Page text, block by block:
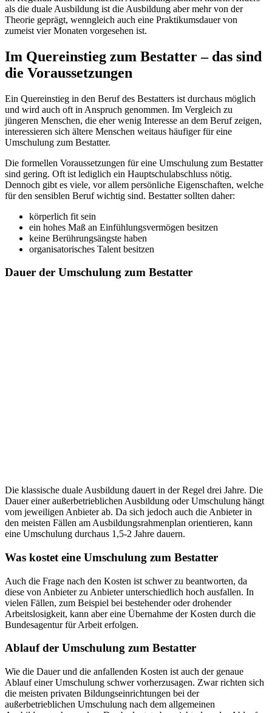
als die duale Ausbildung ist die Ausbildung aber mehr von der
Theorie geprägt, wenngleich auch eine Praktikumsdauer von
zumeist vier Monaten vorgesehen ist.
Im Quereinstieg zum Bestatter – das sind
die Voraussetzungen
Ein Quereinstieg in den Beruf des Bestatters ist durchaus möglich
und wird auch oft in Anspruch genommen. Im Vergleich zu
jüngeren Menschen, die eher wenig Interesse an dem Beruf zeigen,
interessieren sich ältere Menschen weitaus häufiger für eine
Umschulung zum Bestatter.
Die formellen Voraussetzungen für eine Umschulung zum Bestatter
sind gering. Oft ist lediglich ein Hauptschulabschluss nötig.
Dennoch gibt es viele, vor allem persönliche Eigenschaften, welche
für den sensiblen Beruf wichtig sind. Bestatter sollten daher:
körperlich fit sein
ein hohes Maß an Einfühlungsvermögen besitzen
keine Berührungsängste haben
organisatorisches Talent besitzen
Dauer der Umschulung zum Bestatter
Die klassische duale Ausbildung dauert in der Regel drei Jahre. Die
Dauer einer außerbetrieblichen Ausbildung oder Umschulung hängt
vom jeweiligen Anbieter ab. Da sich jedoch auch die Anbieter in
den meisten Fällen am Ausbildungsrahmenplan orientieren, kann
eine Umschulung durchaus 1,5-2 Jahre dauern.
Was kostet eine Umschulung zum Bestatter
Auch die Frage nach den Kosten ist schwer zu beantworten, da
diese von Anbieter zu Anbieter unterschiedlich hoch ausfallen. In
vielen Fällen, zum Beispiel bei bestehender oder drohender
Arbeitslosigkeit, kann aber eine Übernahme der Kosten durch die
Bundesagentur für Arbeit erfolgen.
Ablauf der Umschulung zum Bestatter
Wie die Dauer und die anfallenden Kosten ist auch der genaue
Ablauf einer Umschulung schwer vorherzusagen. Zwar richten sich
die meisten privaten Bildungseinrichtungen bei der
außerbetrieblichen Umschulung nach dem allgemeinen